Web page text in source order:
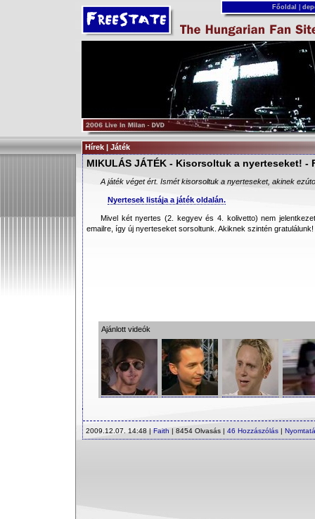
Főoldal
Hírek | Játék
MIKULÁS JÁTÉK - Kisorsoltuk a nyerteseket! -
A játék véget ért. Ismét kisorsoltuk a nyerteseket, akinek
Nyertesek listája a játék oldalán.
Mivel két nyertes (2. kegyev és 4. kolivetto) nem
emailre, így új nyerteseket sorsoltunk. Akiknek szintén gratulálunk!
Ajánlott videók
2009.12.07. 14:48 | Faith | 8454 Olvasás | 46 Hozzászólás |